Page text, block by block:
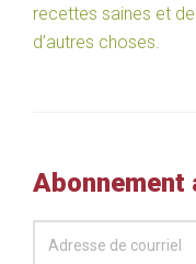
recettes saines et
d’autres choses.
Abonnement